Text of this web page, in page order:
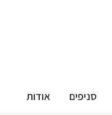
סניפים אודות